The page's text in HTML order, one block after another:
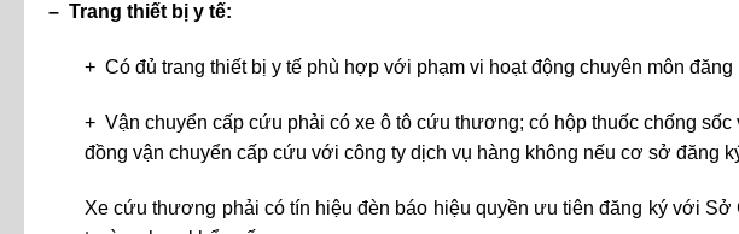
– Trang thiết bị y tế:
+ Có đủ trang thiết bị y tế phù hợp với phạm vi hoạt động chuyên môn
+ Vận chuyển cấp cứu phải có xe ô tô cứu thương; có hộp thuốc chống
đồng vận chuyển cấp cứu với công ty dịch vụ hàng không nếu cơ sở đăng
Xe cứu thương phải có tín hiệu đèn báo hiệu quyền ưu tiên đăng ký với